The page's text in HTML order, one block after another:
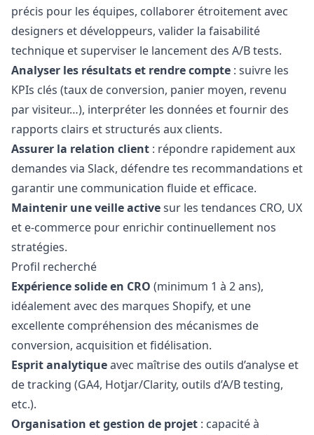
précis pour les équipes, collaborer étroitement avec
designers et développeurs, valider la faisabilité
technique et superviser le lancement des A/B tests.
Analyser les résultats et rendre compte : suivre les
KPIs clés (taux de conversion, panier moyen, revenu
par visiteur…), interpréter les données et fournir des
rapports clairs et structurés aux clients.
Assurer la relation client : répondre rapidement aux
demandes via Slack, défendre tes recommandations et
garantir une communication fluide et efficace.
Maintenir une veille activesur les tendances CRO, UX
et e-commerce pour enrichir continuellement nos
stratégies.
Profil recherché
Expérience solide en CRO (minimum 1 à 2 ans),
idéalement avec des marques Shopify, et une
excellente compréhension des mécanismes de
conversion, acquisition et fidélisation.
Esprit analytiqueavec maîtrise des outils d’analyse et
de tracking (GA4, Hotjar/Clarity, outils d’A/B testing,
etc.).
Organisation et gestion de projet : capacité à